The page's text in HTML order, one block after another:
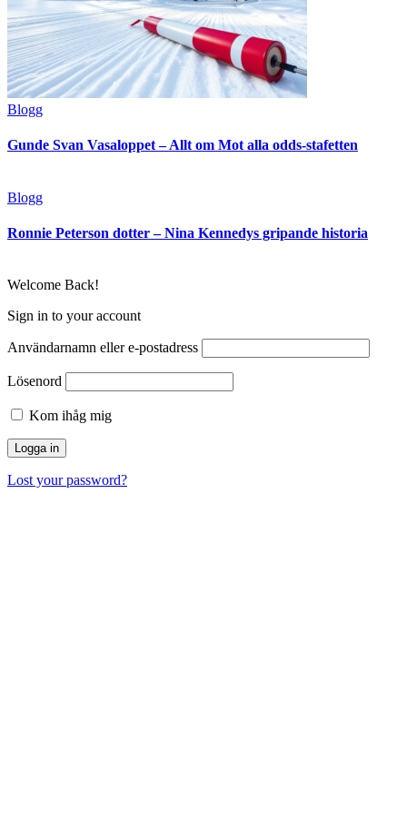
Blogg
Gunde Svan Vasaloppet – Allt om Mot alla odds-stafetten
Blogg
Ronnie Peterson dotter – Nina Kennedys gripande historia
Welcome Back!
Sign in to your account
Användarnamn eller e-postadress
Lösenord
Kom ihåg mig
Lost your password?